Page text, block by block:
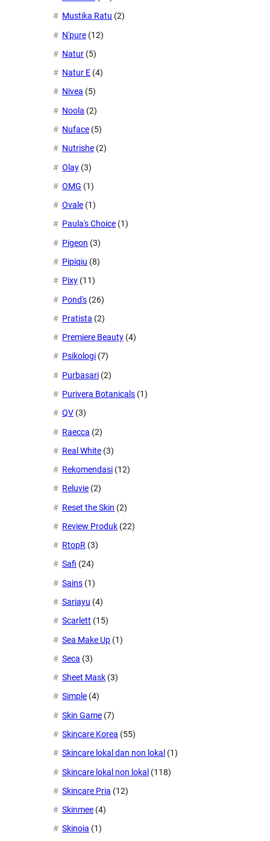
Mustika Ratu (2)
N'pure (12)
Natur (5)
Natur E (4)
Nivea (5)
Noola (2)
Nuface (5)
Nutrishe (2)
Olay (3)
OMG (1)
Ovale (1)
Paula's Choice (1)
Pigeon (3)
Pipiqiu (8)
Pixy (11)
Pond's (26)
Pratista (2)
Premiere Beauty (4)
Psikologi (7)
Purbasari (2)
Purivera Botanicals (1)
QV (3)
Raecca (2)
Real White (3)
Rekomendasi (12)
Reluvie (2)
Reset the Skin (2)
Review Produk (22)
RtopR (3)
Safi (24)
Sains (1)
Sariayu (4)
Scarlett (15)
Sea Make Up (1)
Seca (3)
Sheet Mask (3)
Simple (4)
Skin Game (7)
Skincare Korea (55)
Skincare lokal dan non lokal (1)
Skincare lokal non lokal (118)
Skincare Pria (12)
Skinmee (4)
Skinoia (1)